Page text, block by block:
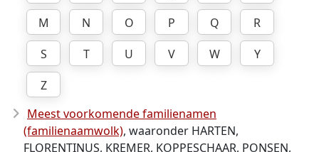
M
N O P Q
R
S
T U V W
Y
Z
Meest voorkomende familienamen
(familienaamwolk), waaronder HARTEN,
FLORENTINUS, KREMER, KOPPESCHAAR, PONSEN,